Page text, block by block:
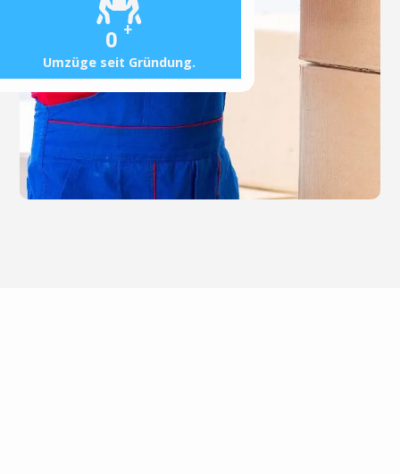
0 +
Umzüge seit Gründung.